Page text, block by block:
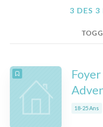
3 DES 3
NOMBRE 10
18-25 Ans